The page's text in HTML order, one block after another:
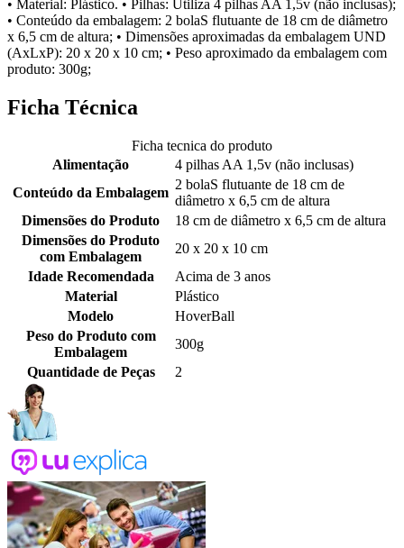
• Material: Plástico. • Pilhas: Utiliza 4 pilhas AA 1,5v (não inclusas);
• Conteúdo da embalagem: 2 bolaS flutuante de 18 cm de diâmetro
x 6,5 cm de altura; • Dimensões aproximadas da embalagem UND
(AxLxP): 20 x 20 x 10 cm; • Peso aproximado da embalagem com
produto: 300g;
Ficha Técnica
Ficha tecnica do produto
Alimentação
4 pilhas AA 1,5v (não inclusas)
Conteúdo da Embalagem
2 bolaS flutuante de 18 cm de
diâmetro x 6,5 cm de altura
Dimensões do Produto
18 cm de diâmetro x 6,5 cm de altura
Dimensões do Produto
com Embalagem
20 x 20 x 10 cm
Idade Recomendada
Acima de 3 anos
Material
Plástico
Modelo
HoverBall
Peso do Produto com
Embalagem
300g
Quantidade de Peças
2